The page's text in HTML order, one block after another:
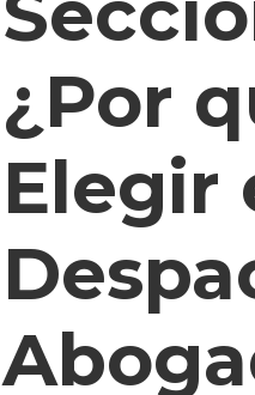
¿Por
Elegir